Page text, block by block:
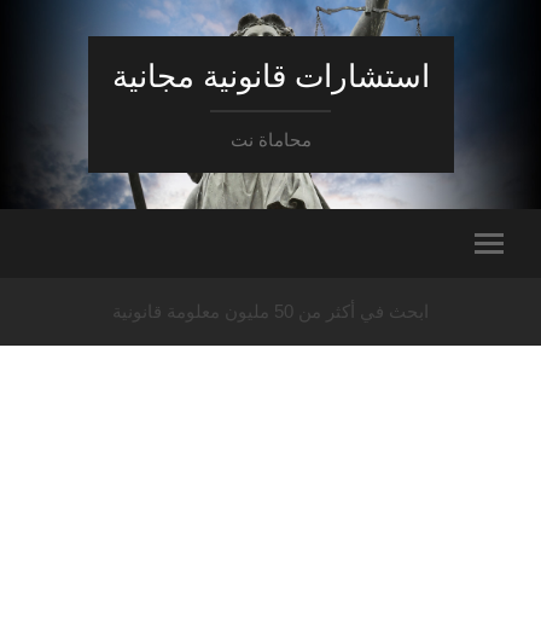
استشارات قانونية مجانية
محاماة نت
ابحث في أكثر من 50 مليون معلومة قانونية